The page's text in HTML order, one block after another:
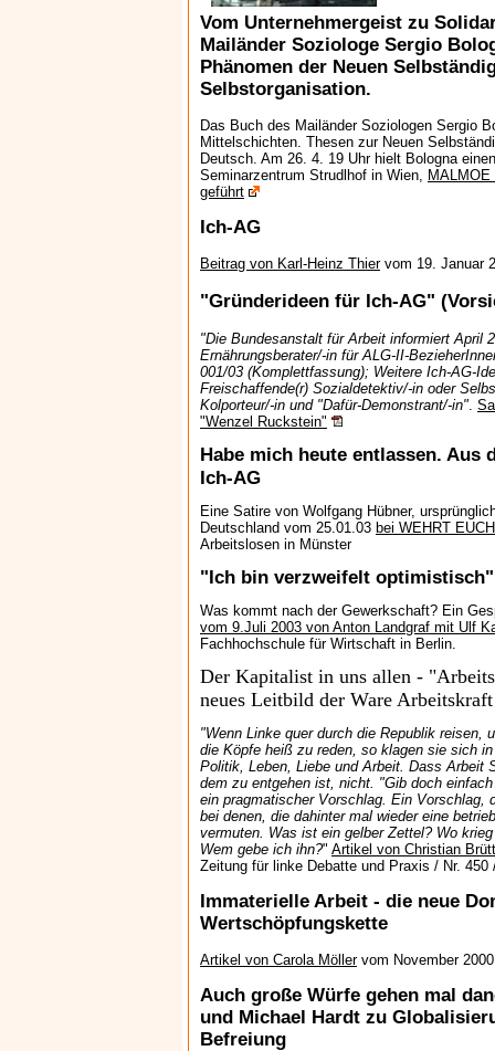
Vom Unternehmergeist zu
Mailänder Soziologe Sergio
Phänomen der Neuen
Selbstorganisation.
Das Buch des Mailänder Soziologen Sergio
Mittelschichten. Thesen zur Neuen
Deutsch. Am 26. 4. 19 Uhr hielt Bologna
Seminarzentrum Strudlhof in Wien,
geführt
Ich-AG
Beitrag von Karl-Heinz Thiervom 19. Januar
"Gründerideen für Ich-AG"
"Die Bundesanstalt für Arbeit informiert April
Ernährungsberater/-in für ALG-II-
001/03 (Komplettfassung); Weitere Ich-AG-
Freischaffende(r) Sozialdetektiv/-in oder
Kolporteur/-in und "Dafür-Demonstrant/-in".
"Wenzel Ruckstein"
Habe mich heute entlassen. Aus
Ich-AG
Eine Satire von Wolfgang Hübner,
Deutschland vom 25.01.03 bei WEHRT
Arbeitslosen in Münster
"Ich bin verzweifelt optimistisch"
Was kommt nach der Gewerkschaft? Ein
vom 9.Juli 2003 von Anton Landgraf mit Ulf
Fachhochschule für Wirtschaft in Berlin.
Der Kapitalist in uns allen -
neues Leitbild der Ware Arbeitskraft
"Wenn Linke quer durch die Republik reisen,
die Köpfe heiß zu reden, so klagen sie sich
Politik, Leben, Liebe und Arbeit. Dass Arbeit
dem zu entgehen ist, nicht. "Gib doch
ein pragmatischer Vorschlag. Ein Vorschlag,
bei denen, die dahinter mal wieder eine
vermuten. Was ist ein gelber Zettel? Wo
Wem gebe ich ihn?" Artikel von Christian
Zeitung für linke Debatte und Praxis / Nr. 450
Immaterielle Arbeit - die neue
Wertschöpfungskette
Artikel von Carola Möllervom November 2000
Auch große Würfe gehen mal
und Michael Hardt zu
Befreiung